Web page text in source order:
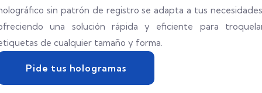
sin patrón de registro se adapta a tus
una solución rápida y eficiente para
de cualquier tamaño y forma.
Pide tus hologramas